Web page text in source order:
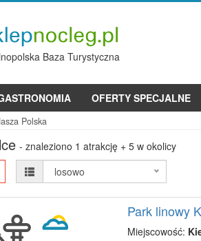
Baza Turystyczna
OFERTY SPECJALNE
Polska
- znaleziono 1 atrakcję + 5 w okolicy
losowo
Park linowy
Miejscowość: